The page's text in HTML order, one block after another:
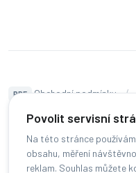
Povolit servisní
Na této stránce
obsahu, měření
reklam. Souhlas můžete
PDF Obchodní podmínky
Čeština